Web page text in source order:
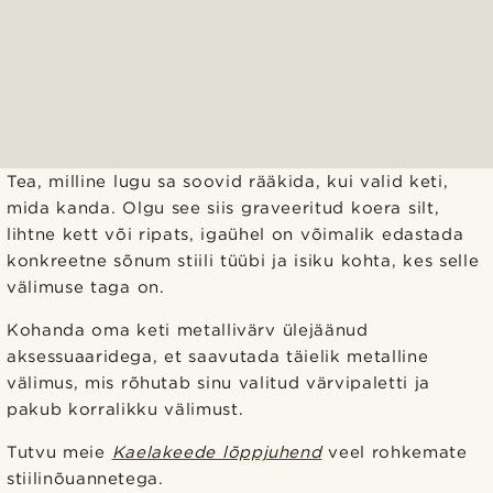
Tea, milline lugu sa soovid rääkida, kui valid keti,
mida kanda. Olgu see siis graveeritud koera silt,
lihtne kett või ripats, igaühel on võimalik edastada
konkreetne sõnum stiili tüübi ja isiku kohta, kes selle
välimuse taga on.
Kohanda oma keti metallivärv ülejäänud
aksessuaaridega, et saavutada täielik metalline
välimus, mis rõhutab sinu valitud värvipaletti ja
pakub korralikku välimust.
Tutvu meie Kaelakeede lõppjuhendveel rohkemate
stiilinõuannetega.